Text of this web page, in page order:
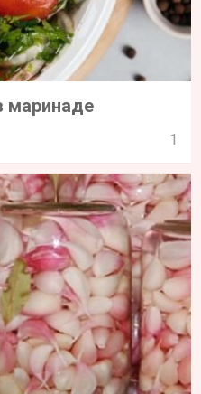
маринаде
1